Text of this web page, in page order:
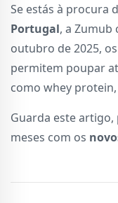
Se estás à procura
Portugal, a Zumub
outubro de 2025, os
permitem poupar
como whey
Guarda este
meses com os